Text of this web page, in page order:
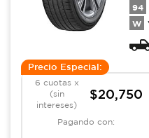
94
W
Precio Especial:
6 cuotas x
(sin
intereses)
$20,750
Pagando con: